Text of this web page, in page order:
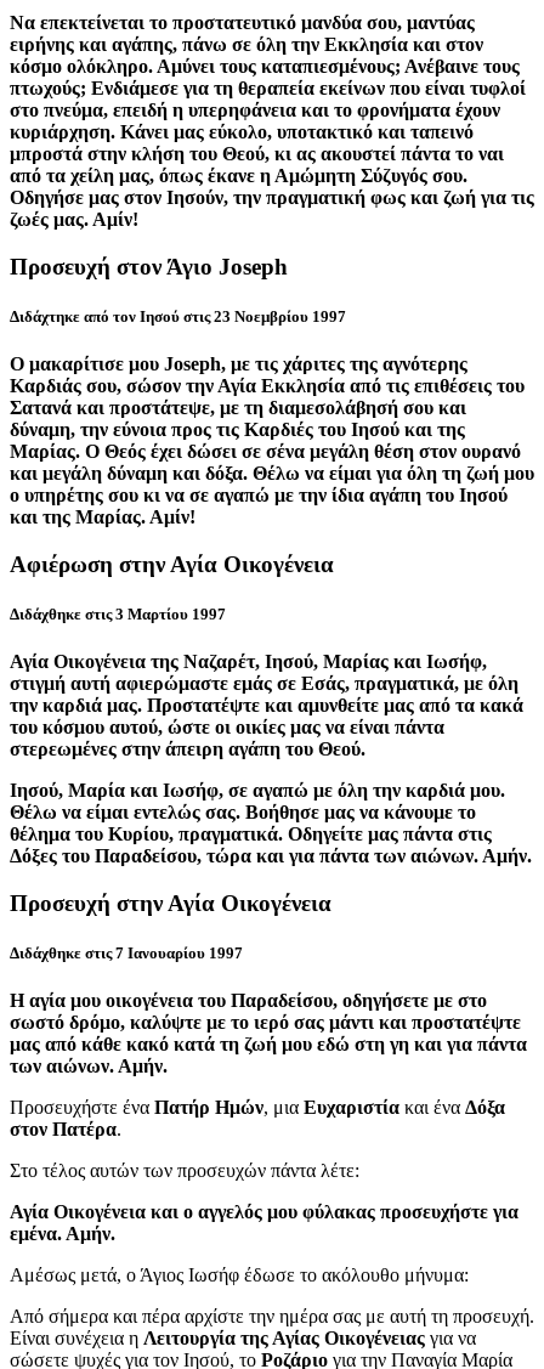
Να επεκτείνεται το προστατευτικό μανδύα σου, μαντύας
ειρήνης και αγάπης, πάνω σε όλη την Εκκλησία και στον
κόσμο ολόκληρο. Αμύνει τους καταπιεσμένους; Ανέβαινε τους
πτωχούς; Ενδιάμεσε για τη θεραπεία εκείνων που είναι τυφλοί
στο πνεύμα, επειδή η υπερηφάνεια και το φρονήματα έχουν
κυριάρχηση. Κάνει μας εύκολο, υποτακτικό και ταπεινό
μπροστά στην κλήση του Θεού, κι ας ακουστεί πάντα το ναι
από τα χείλη μας, όπως έκανε η Αμώμητη Σύζυγός σου.
Οδηγήσε μας στον Ιησούν, την πραγματική φως και ζωή για τις
ζωές μας. Αμίν!
Προσευχή στον Άγιο Joseph
Διδάχτηκε από τον Iησού στις 23 Νοεμβρίου 1997
Ο μακαρίτισε μου Joseph, με τις χάριτες της αγνότερης
Καρδιάς σου, σώσον την Αγία Εκκλησία από τις επιθέσεις του
Σατανά και προστάτεψε, με τη διαμεσολάβησή σου και
δύναμη, την εύνοια προς τις Καρδιές του Ιησού και της
Μαρίας. Ο Θεός έχει δώσει σε σένα μεγάλη θέση στον ουρανό
και μεγάλη δύναμη και δόξα. Θέλω να είμαι για όλη τη ζωή μου
ο υπηρέτης σου κι να σε αγαπώ με την ίδια αγάπη του Ιησού
και της Μαρίας. Αμίν!
Αφιέρωση στην Αγία Οικογένεια
Διδάχθηκε στις 3 Μαρτίου 1997
Αγία Οικογένεια της Ναζαρέτ, Ιησού, Μαρίας και Ιωσήφ,
στιγμή αυτή αφιερώμαστε εμάς σε Εσάς, πραγματικά, με όλη
την καρδιά μας. Προστατέψτε και αμυνθείτε μας από τα κακά
του κόσμου αυτού, ώστε οι οικίες μας να είναι πάντα
στερεωμένες στην άπειρη αγάπη του Θεού.
Ιησού, Μαρία και Ιωσήφ, σε αγαπώ με όλη την καρδιά μου.
Θέλω να είμαι εντελώς σας. Βοήθησε μας να κάνουμε το
θέλημα του Κυρίου, πραγματικά. Οδηγείτε μας πάντα στις
Δόξες του Παραδείσου, τώρα και για πάντα των αιώνων. Αμήν.
Προσευχή στην Αγία Οικογένεια
Διδάχθηκε στις 7 Ιανουαρίου 1997
Η αγία μου οικογένεια του Παραδείσου, οδηγήσετε με στο
σωστό δρόμο, καλύψτε με το ιερό σας μάντι και προστατέψτε
μας από κάθε κακό κατά τη ζωή μου εδώ στη γη και για πάντα
των αιώνων. Αμήν.
Προσευχήστε ένα Πατήρ Ημών, μια Ευχαριστία και ένα Δόξα
στον Πατέρα.
Στο τέλος αυτών των προσευχών πάντα λέτε:
Αγία Οικογένεια και ο αγγελός μου φύλακας προσευχήστε για
εμένα. Αμήν.
Αμέσως μετά, ο Άγιος Ιωσήφ έδωσε το ακόλουθο μήνυμα:
Από σήμερα και πέρα αρχίστε την ημέρα σας με αυτή τη προσευχή.
Είναι συνέχεια η Λειτουργία της Αγίας Οικογένειας για να
σώσετε ψυχές για τον Ιησού, το Ροζάριο για την Παναγία Μαρία